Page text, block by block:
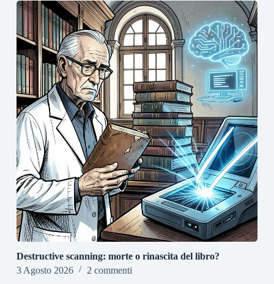
Destructive scanning: morte o rinascita del libro?
3 Agosto 2026
2 commenti